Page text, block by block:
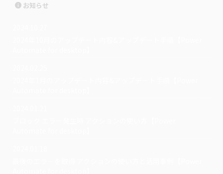
お知らせ